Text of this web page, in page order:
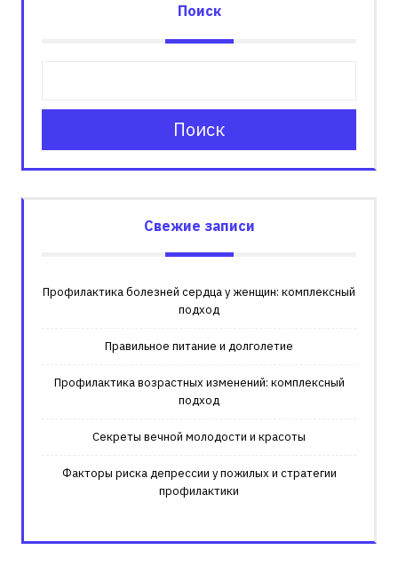
Поиск
Поиск
Свежие записи
Профилактика болезней сердца у женщин: комплексный
подход
Правильное питание и долголетие
Профилактика возрастных изменений: комплексный
подход
Секреты вечной молодости и красоты
Факторы риска депрессии у пожилых и стратегии
профилактики